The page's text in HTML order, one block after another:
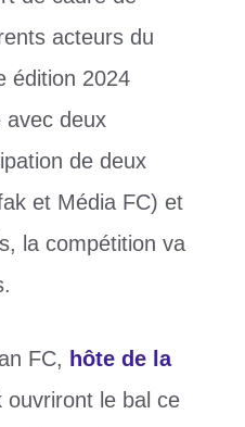
acteurs du
édition 2024
avec deux
de deux
et Média FC) et
la compétition va
FC, hôte de la
ouvriront le bal ce